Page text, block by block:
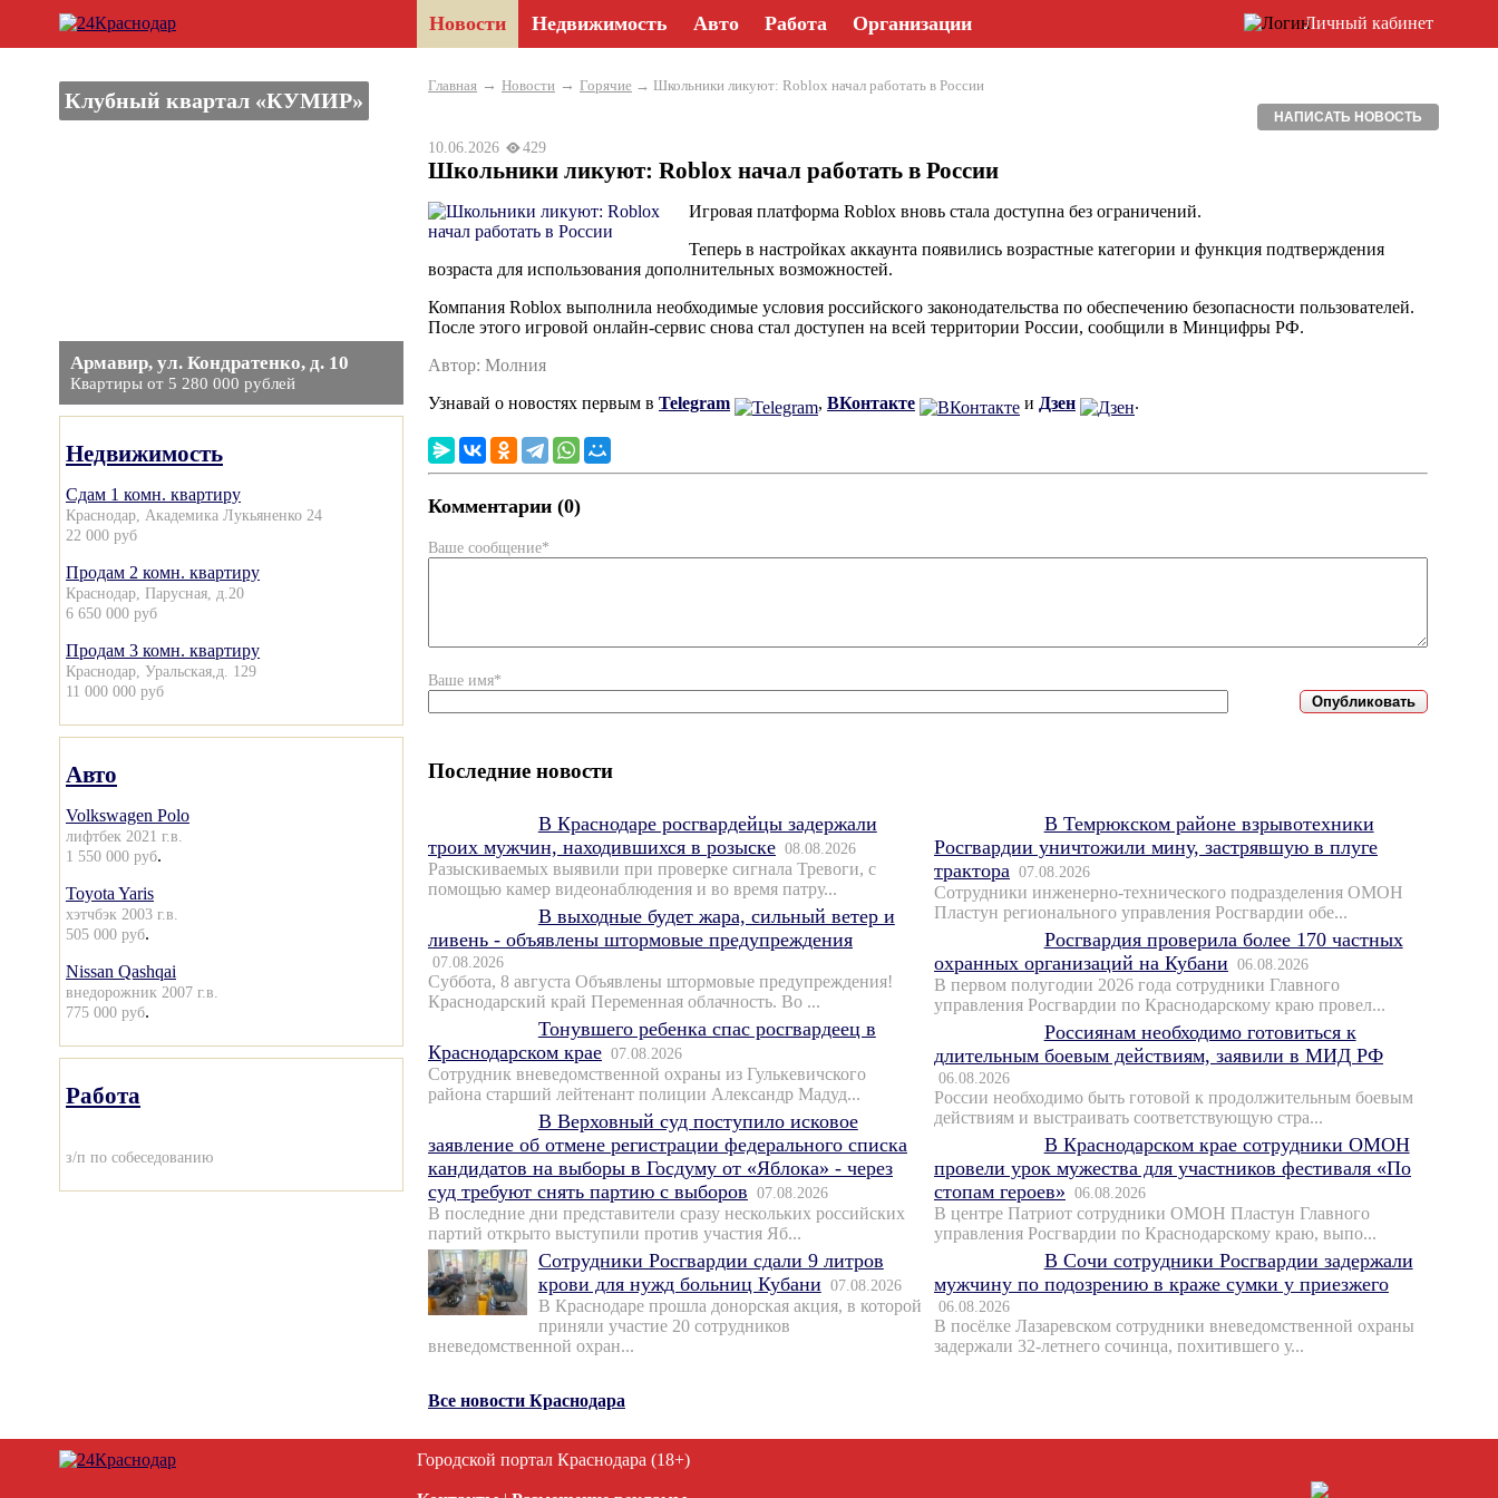
Новости Недвижимость Авто Работа Организации Личный кабинет
Клубный квартал «КУМИР»
Армавир, ул. Кондратенко, д. 10
Квартиры от 5 280 000 рублей
Недвижимость
Сдам 1 комн. квартиру
Краснодар, Академика Лукьяненко 24
22 000 руб
Продам 2 комн. квартиру
Краснодар, Парусная, д.20
6 650 000 руб
Продам 3 комн. квартиру
Краснодар, Уральская,д. 129
11 000 000 руб
Авто
Volkswagen Polo
лифтбек 2021 г.в.
1 550 000 руб.
Toyota Yaris
хэтчбэк 2003 г.в.
505 000 руб.
Nissan Qashqai
внедорожник 2007 г.в.
775 000 руб.
Работа
з/п по собеседованию
Главная → Новости → Горячие → Школьники ликуют: Roblox начал работать в России
НАПИСАТЬ НОВОСТЬ
10.06.2026 429
Школьники ликуют: Roblox начал работать в России
Игровая платформа Roblox вновь стала доступна без ограничений.
Теперь в настройках аккаунта появились возрастные категории и функция подтверждения
возраста для использования дополнительных возможностей.
Компания Roblox выполнила необходимые условия российского законодательства по обеспечению безопасности пользователей.
После этого игровой онлайн-сервис снова стал доступен на всей территории России, сообщили в Минцифры РФ.
Автор: Молния
Узнавай о новостях первым в Telegram , ВКонтакте и Дзен .
Комментарии (0)
Ваше сообщение*
Ваше имя*
Последние новости
В Краснодаре росгвардейцы задержали
троих мужчин, находившихся в розыске 08.08.2026
Разыскиваемых выявили при проверке сигнала Тревоги, с
помощью камер видеонаблюдения и во время патру...
В выходные будет жара, сильный ветер и
ливень - объявлены штормовые предупреждения
07.08.2026
Суббота, 8 августа Объявлены штормовые предупреждения!
Краснодарский край Переменная облачность. Во ...
Тонувшего ребенка спас росгвардеец в
Краснодарском крае 07.08.2026
Сотрудник вневедомственной охраны из Гулькевичского
района старший лейтенант полиции Александр Мадуд...
В Верховный суд поступило исковое
заявление об отмене регистрации федерального списка
кандидатов на выборы в Госдуму от «Яблока» - через
суд требуют снять партию с выборов 07.08.2026
В последние дни представители сразу нескольких российских
партий открыто выступили против участия Яб...
Сотрудники Росгвардии сдали 9 литров
крови для нужд больниц Кубани 07.08.2026
В Краснодаре прошла донорская акция, в которой
приняли участие 20 сотрудников
вневедомственной охран...
В Темрюкском районе взрывотехники
Росгвардии уничтожили мину, застрявшую в плуге
трактора 07.08.2026
Сотрудники инженерно-технического подразделения ОМОН
Пластун регионального управления Росгвардии обе...
Росгвардия проверила более 170 частных
охранных организаций на Кубани 06.08.2026
В первом полугодии 2026 года сотрудники Главного
управления Росгвардии по Краснодарскому краю провел...
Россиянам необходимо готовиться к
длительным боевым действиям, заявили в МИД РФ
06.08.2026
России необходимо быть готовой к продолжительным боевым
действиям и выстраивать соответствующую стра...
В Краснодарском крае сотрудники ОМОН
провели урок мужества для участников фестиваля «По
стопам героев» 06.08.2026
В центре Патриот сотрудники ОМОН Пластун Главного
управления Росгвардии по Краснодарскому краю, выпо...
В Сочи сотрудники Росгвардии задержали
мужчину по подозрению в краже сумки у приезжего
06.08.2026
В посёлке Лазаревском сотрудники вневедомственной охраны
задержали 32-летнего сочинца, похитившего у...
Все новости Краснодара
Городской портал Краснодара (18+)